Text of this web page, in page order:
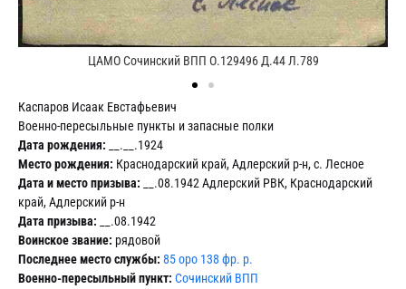
ЦАМО Сочинский ВПП О.129496 Д.44 Л.789
Каспаров Исаак Евстафьевич
Военно-пересыльные пункты и запасные полки
Дата рождения: __.__.1924
Место рождения: Краснодарский край, Адлерский р-н, с. Лесное
Дата и место призыва: __.08.1942 Адлерский РВК, Краснодарский
край, Адлерский р-н
Дата призыва: __.08.1942
Воинское звание: рядовой
Последнее место службы: 85 оро 138 фр. р.
Военно-пересыльный пункт: Сочинский ВПП